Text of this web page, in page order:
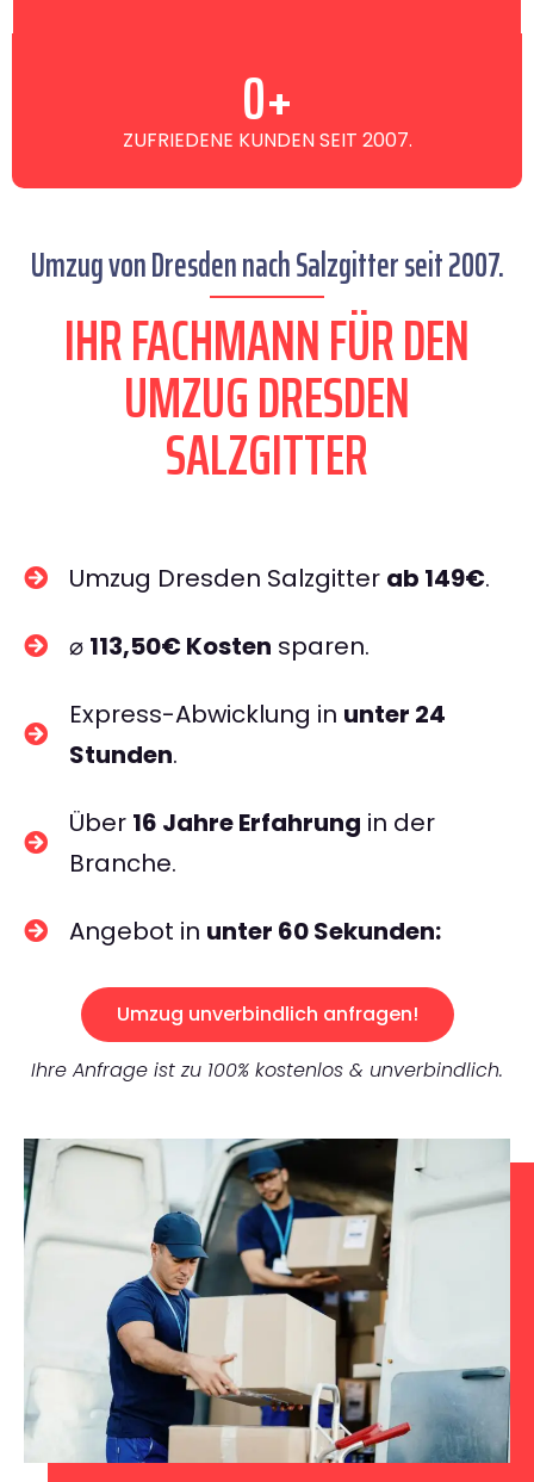
ZUFRIEDENE KUNDEN SEIT 2007.
0+
Umzug von Dresden nach Salzgitter seit 2007.
IHR FACHMANN FÜR DEN
UMZUG DRESDEN
SALZGITTER
Umzug Dresden Salzgitter ab 149€.
⌀ 113,50€ Kosten sparen.
Express-Abwicklung in unter 24
Stunden.
Über 16 Jahre Erfahrung in der
Branche.
Angebot in unter 60 Sekunden:
Umzug unverbindlich anfragen!
Ihre Anfrage ist zu 100% kostenlos & unverbindlich.